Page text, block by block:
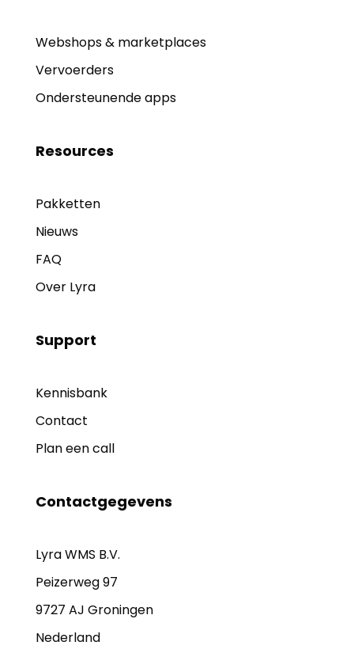
Webshops & marketplaces
Vervoerders
Ondersteunende apps
Resources
Pakketten
Nieuws
FAQ
Over Lyra
Support
Kennisbank
Contact
Plan een call
Contactgegevens
Lyra WMS B.V.
Peizerweg 97
9727 AJ Groningen
Nederland